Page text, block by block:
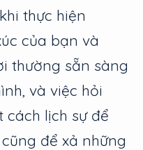
thực hiện
của bạn và
thường sẵn sàng
và việc hỏi
lịch sự để
để xả những